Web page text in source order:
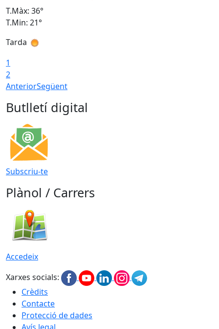
T.Màx: 36°
T.Min: 21°
Tarda
1
2
AnteriorSegüent
Butlletí digital
Subscriu-te
Plànol / Carrers
Accedeix
Xarxes socials:
Crèdits
Contacte
Protecció de dades